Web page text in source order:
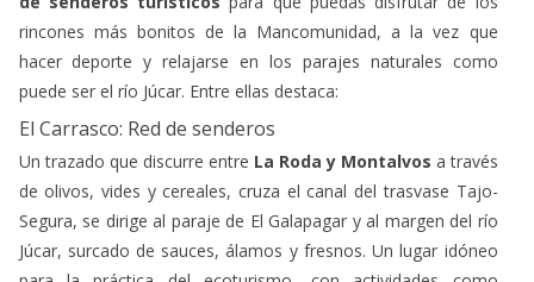
hacer deporte y relajarse en los parajes naturales como
El Carrasco: Red de senderos
Un trazado que discurre entre
Segura, se dirige al paraje de El Galapagar y al margen del río
Júcar, surcado de sauces, álamos y fresnos. Un lugar idóneo
para la práctica del ecoturismo, con actividades como
senderismo y, como no, observación de estrellas.